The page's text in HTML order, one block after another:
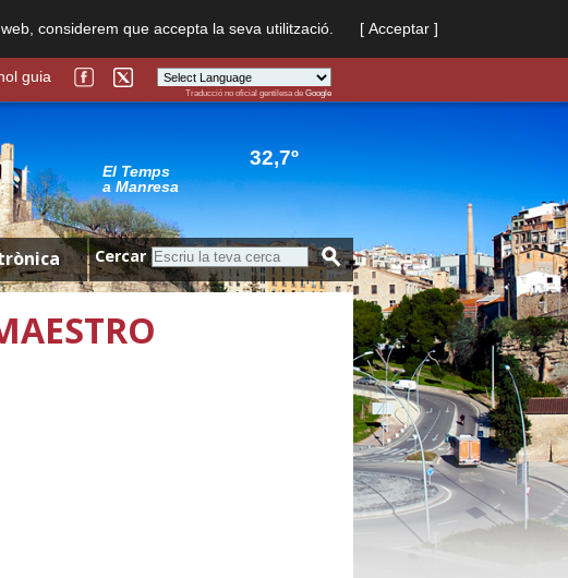
considerem que accepta la seva utilització. [ Acceptar ]
Powered by
Traducció no oficial gentilesa de Google
guia
El Temps
a Manresa
32,7º
Cercar